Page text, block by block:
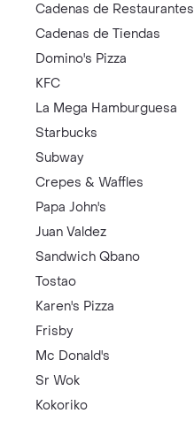
Cadenas de Restaurantes
Cadenas de Tiendas
Domino's Pizza
KFC
La Mega Hamburguesa
Starbucks
Subway
Crepes & Waffles
Papa John's
Juan Valdez
Sandwich Qbano
Tostao
Karen's Pizza
Frisby
Mc Donald's
Sr Wok
Kokoriko